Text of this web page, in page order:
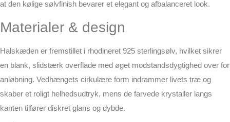
at den kølige sølvfinish bevarer et elegant og afbalanceret look.
Materialer & design
Halskæden er fremstillet i rhodineret 925 sterlingsølv, hvilket sikrer
en blank, slidstærk overflade med øget modstandsdygtighed over for
anløbning. Vedhængets cirkulære form indrammer livets træ og
skaber et roligt helhedsudtryk, mens de farvede krystaller langs
kanten tilfører diskret glans og dybde.